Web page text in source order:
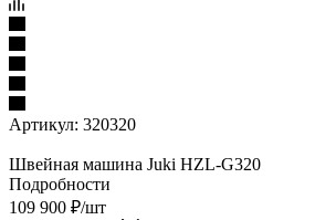
Артикул: 320320
Швейная машина Juki HZL-G320
Подробности
109 900 ₽/шт